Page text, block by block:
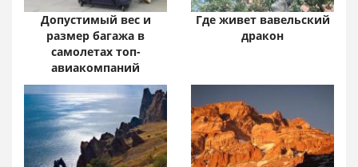
Допустимый вес и
размер багажа в
самолетах топ-
авиакомпаний
Где живет вавельский
дракон